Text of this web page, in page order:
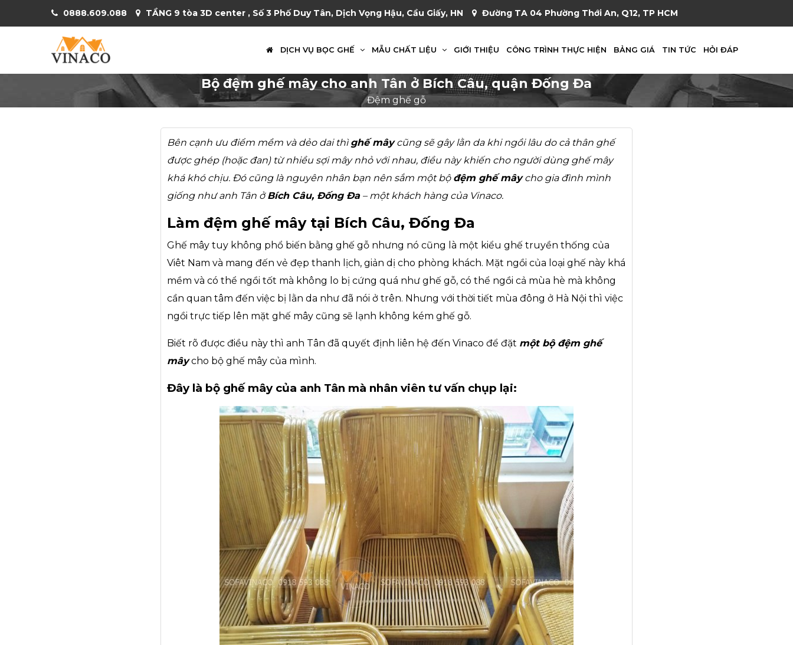
0888.609.088 TẦNG 9 tòa 3D center , Số 3 Phố Duy Tân, Dịch Vọng Hậu, Cầu Giấy, HN Đường TA 04 Phường Thới An, Q12, TP HCM
DỊCH VỤ BỌC GHẾ MẪU CHẤT LIỆU GIỚI THIỆU CÔNG TRÌNH THỰC HIỆN BẢNG GIÁ TIN TỨC HỎI ĐÁP
Bộ đệm ghế mây cho anh Tân ở Bích Câu, quận Đống Đa
Đệm ghế gỗ
Bên cạnh ưu điểm mềm và dẻo dai thìghế mâycũng sẽ gây lằn da khi ngồi lâu do cả thân ghế
được ghép (hoặc đan) từ nhiều sợi mây nhỏ với nhau, điều này khiến cho người dùng ghế mây
khá khó chịu. Đó cũng là nguyên nhân bạn nên sắm một bộ đệm ghế mâycho gia đình mình
giống như anh Tân ởBích Câu, Đống Đa– một khách hàng của Vinaco.
Làm đệm ghế mây tại Bích Câu, Đống Đa
Ghế mây tuy không phổ biến bằng ghế gỗ nhưng nó cũng là một kiểu ghế truyền thống của
Viêt Nam và mang đến vẻ đẹp thanh lịch, giản dị cho phòng khách. Mặt ngồi của loại ghế này khá
mềm và có thể ngồi tốt mà không lo bị cứng quá như ghế gỗ, có thể ngồi cả mùa hè mà không
cần quan tâm đến việc bị lằn da như đã nói ở trên. Nhưng với thời tiết mùa đông ở Hà Nội thì việc
ngồi trực tiếp lên mặt ghế mây cũng sẽ lạnh không kém ghế gỗ.
Biết rõ được điều này thì anh Tân đã quyết định liên hệ đến Vinaco để đặt một bộ đệm ghế
mâycho bộ ghế mây của mình.
Đây là bộ ghế mây của anh Tân mà nhân viên tư vấn chụp lại: